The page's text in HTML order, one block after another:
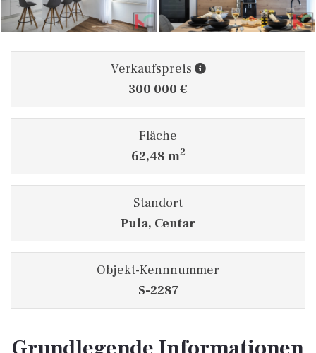
Verkaufspreis
300 000 €
Fläche
62,48 m2
Standort
Pula, Centar
Objekt-Kennnummer
S-2287